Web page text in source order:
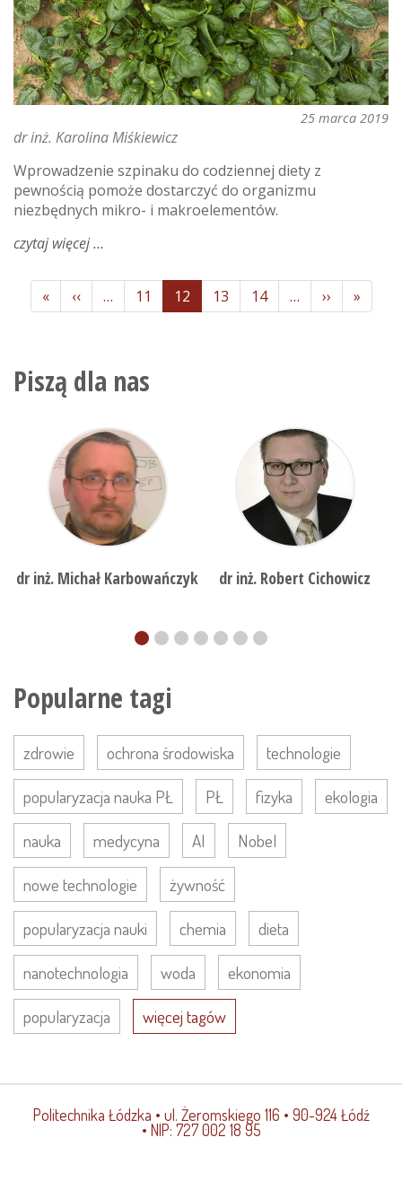
25 marca 2019
dr inż. Karolina Miśkiewicz
Wprowadzenie szpinaku do codziennej diety z
pewnością pomoże dostarczyć do organizmu
niezbędnych mikro- i makroelementów.
czytaj więcejo
słów
Stronicowanie
Pierwsza
strona
«
Poprzednia
strona
‹‹ … Strona
11
Bieżąca
strona
12 Strona
13 Strona
14 …
Następna
strona
››
strona
»
Piszą dla nas
dr inż. Michał Karbowańczyk dr inż. Robert Cichowicz
Popularne tagi
zdrowie ochrona środowiska
technologie
popularyzacja nauka PŁ
PŁ fizyka
ekologia
nauka
medycyna AI
Nobel
nowe technologie
żywność
popularyzacja nauki
chemia
dieta
nanotechnologia
woda
ekonomia
popularyzacja
więcej tagów
Politechnika Łódzka • ul. Żeromskiego 116 • 90-924 Łódź
• NIP: 727 002 18 95